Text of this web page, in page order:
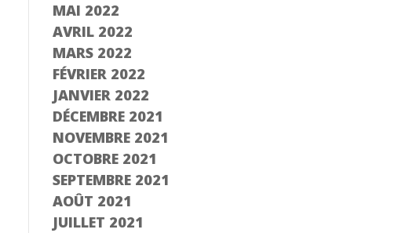
MAI 2022
AVRIL 2022
MARS 2022
FÉVRIER 2022
JANVIER 2022
DÉCEMBRE 2021
NOVEMBRE 2021
OCTOBRE 2021
SEPTEMBRE 2021
AOÛT 2021
JUILLET 2021